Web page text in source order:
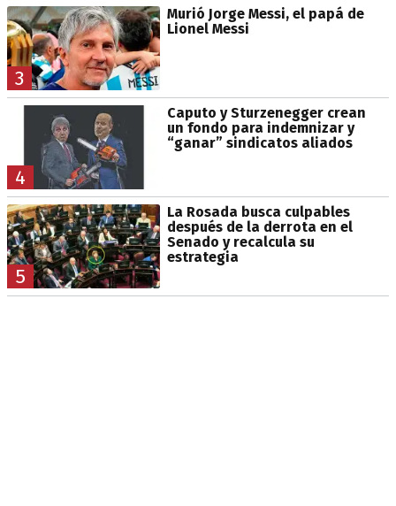
3
Murió Jorge Messi, el papá de
Lionel Messi
4
Caputo y Sturzenegger crean
un fondo para indemnizar y
“ganar” sindicatos aliados
5
La Rosada busca culpables
después de la derrota en el
Senado y recalcula su
estrategia